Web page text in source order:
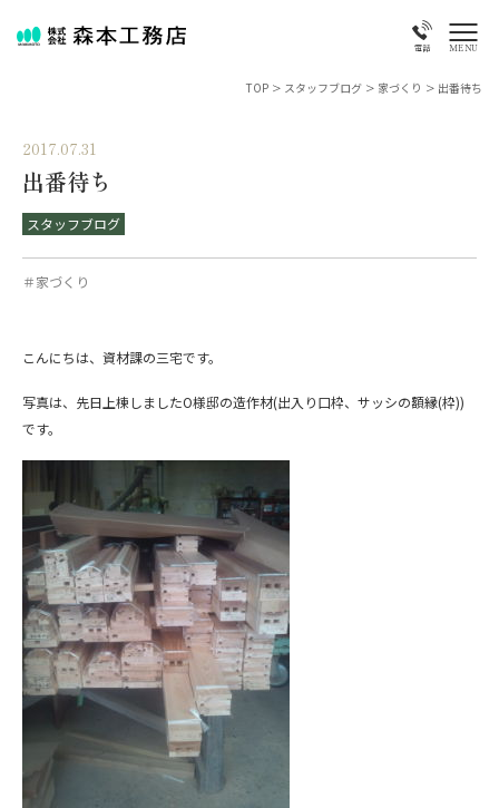
電話 MENU
TOP > スタッフブログ > 家づくり > 出番待ち
2017.07.31
出番待ち
スタッフブログ
＃家づくり
こんにちは、資材課の三宅です。
写真は、先日上棟しましたO様邸の造作材(出入り口枠、サッシの額縁(枠))
です。